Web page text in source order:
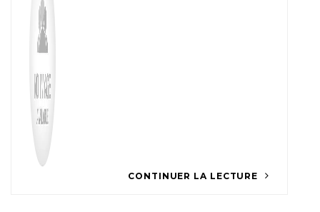
CONTINUER LA LECTURE